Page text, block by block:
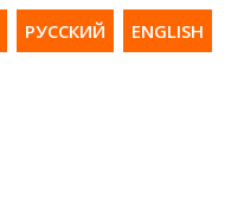
РУССКИЙ ENGLISH